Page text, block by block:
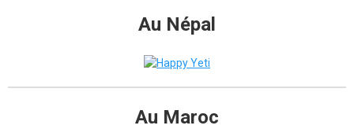
Au Népal
Au Maroc